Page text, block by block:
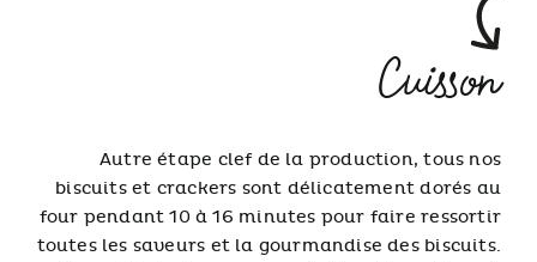
Cuisson
Autre étape clef de la production, tous nos
biscuits et crackers sont délicatement dorés au
four pendant 10 à 16 minutes pour faire ressortir
toutes les saveurs et la gourmandise des biscuits.